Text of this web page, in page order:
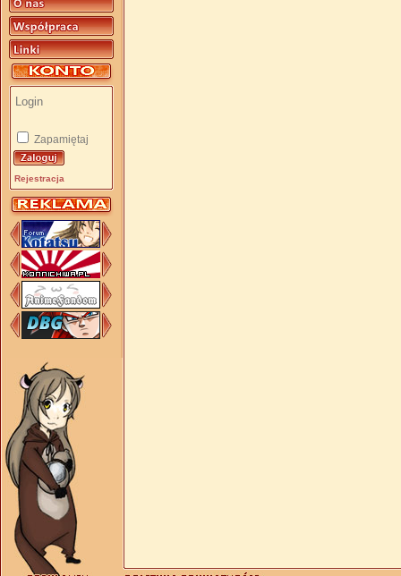
Zapamiętaj
Rejestracja